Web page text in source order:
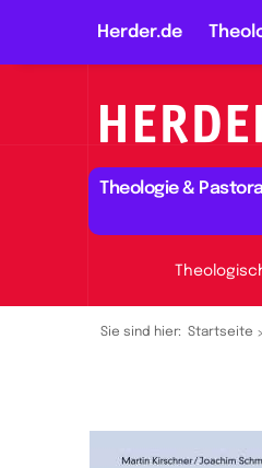
Herder.de
Theologie &
Sie sind hier: Startseite